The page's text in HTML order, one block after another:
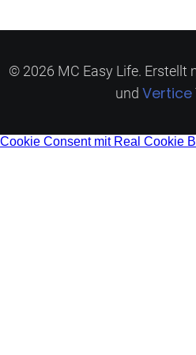
© 2026 MC Easy Life.
und Vertice
Cookie Consent mit Real Cookie